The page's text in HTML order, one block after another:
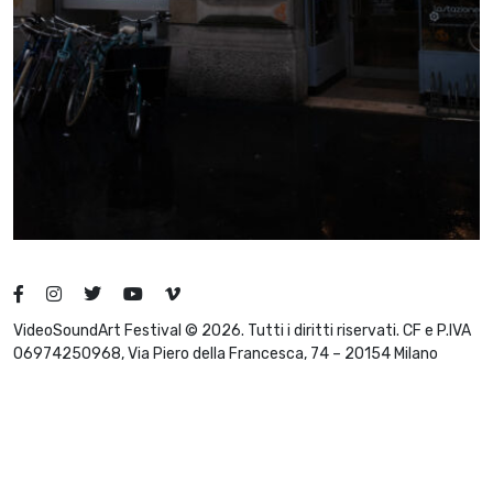
VideoSoundArt Festival © 2026. Tutti i diritti riservati. CF e P.IVA
06974250968, Via Piero della Francesca, 74 – 20154 Milano